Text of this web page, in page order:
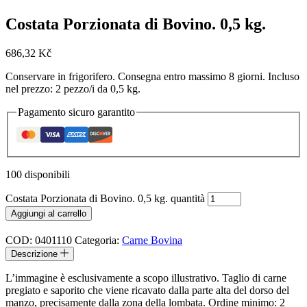
Costata Porzionata di Bovino. 0,5 kg.
686,32 Kč
Conservare in frigorifero. Consegna entro massimo 8 giorni. Incluso
nel prezzo: 2 pezzo/i da 0,5 kg.
Pagamento sicuro garantito
100 disponibili
Costata Porzionata di Bovino. 0,5 kg. quantità
Aggiungi al carrello
COD: 0401110 Categoria: Carne Bovina
Descrizione
L’immagine è esclusivamente a scopo illustrativo. Taglio di carne
pregiato e saporito che viene ricavato dalla parte alta del dorso del
manzo, precisamente dalla zona della lombata. Ordine minimo: 2